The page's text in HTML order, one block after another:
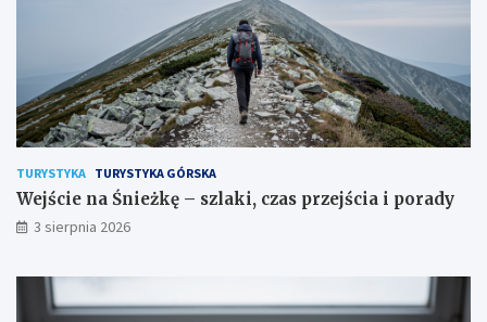
TURYSTYKA TURYSTYKA GÓRSKA
Wejście na Śnieżkę – szlaki, czas przejścia i porady
3 sierpnia 2026